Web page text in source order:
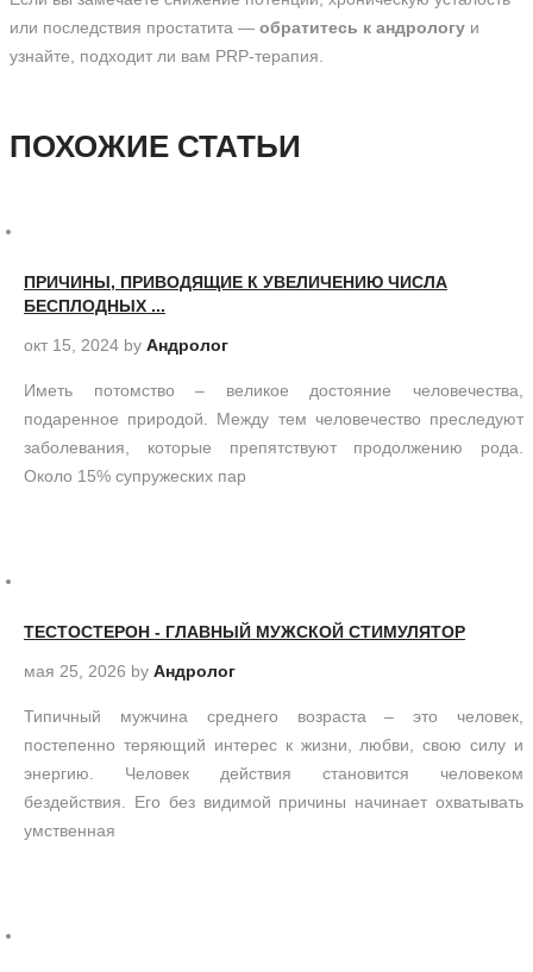
или последствия простатита — обратитесь к андрологу и
узнайте, подходит ли вам PRP-терапия.
ПОХОЖИЕ СТАТЬИ
ПРИЧИНЫ, ПРИВОДЯЩИЕ К УВЕЛИЧЕНИЮ ЧИСЛА
БЕСПЛОДНЫХ ...
окт 15, 2024 by Андролог
Иметь потомство – великое достояние человечества,
подаренное природой. Между тем человечество преследуют
заболевания, которые препятствуют продолжению рода.
Около 15% супружеских пар
ТЕСТОСТЕРОН - ГЛАВНЫЙ МУЖСКОЙ СТИМУЛЯТОР
мая 25, 2026 by Андролог
Типичный мужчина среднего возраста – это человек,
постепенно теряющий интерес к жизни, любви, свою силу и
энергию. Человек действия становится человеком
бездействия. Его без видимой причины начинает охватывать
умственная